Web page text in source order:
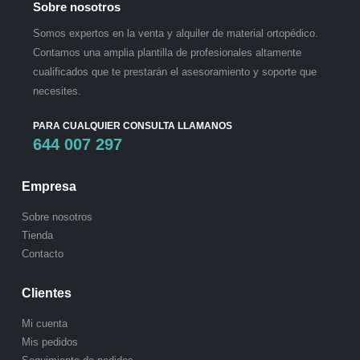
Sobre nosotros
Somos expertos en la venta y alquiler de material ortopédico.
Contamos una amplia plantilla de profesionales altamente
cualificados que te prestarán el asesoramiento y soporte que
necesites.
PARA CUALQUIER CONSULTA LLAMANOS
644 007 297
Empresa
Sobre nosotros
Tienda
Contacto
Clientes
Mi cuenta
Mis pedidos